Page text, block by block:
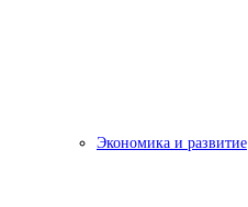
Экономика и развитие